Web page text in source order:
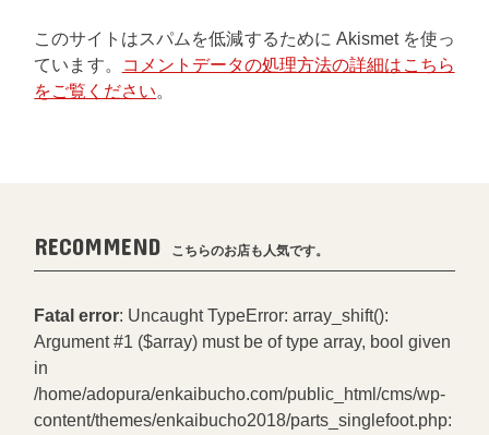
このサイトはスパムを低減するために Akismet を使っ
ています。
コメントデータの処理方法の詳細はこちら
をご覧ください。
RECOMMEND こちらのお店も人気です。
Fatal error: Uncaught TypeError: array_shift():
Argument #1 ($array) must be of type array, bool given
in
/home/adopura/enkaibucho.com/public_html/cms/wp-
content/themes/enkaibucho2018/parts_singlefoot.php: